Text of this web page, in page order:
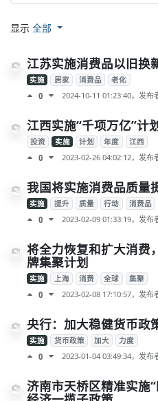
显示 全部
江苏实施消费品以旧换
实施 居家 消费品 老化
0 2024-10-11 01:23:40，发布
江西实施“千项万亿”计
投资 实施 计划 年度 江西
0 2023-02-26 04:02:12，发布
我国将实施消费品质量
实施 提升 质量 行动 消费品
0 2023-02-09 01:33:19，发布
将全力恢复和扩大消费
牌集聚计划
实施 上海 消费 全球 集聚
0 2023-02-08 17:10:57，发布
央行：加大稳健货币政
实施 货币政策 加大 力度
0 2023-01-04 03:49:34，发布
济南市天桥区精准实施